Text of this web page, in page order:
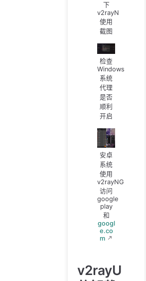
下
v2rayN
使用
截图
检查
Windows
系统
代理
是否
顺利
开启
安卓
系统
使用
v2rayNG
访问
google
play
和
googl
e.co
m
v2rayU